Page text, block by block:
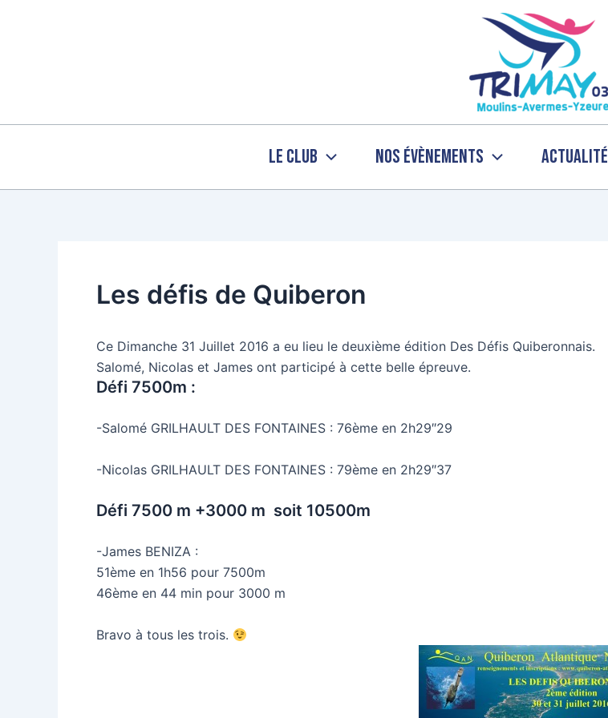
Le Club Nos évènements Actualité
Les défis de Quiberon
Ce Dimanche 31 Juillet 2016 a eu lieu le deuxième édition Des Défis Quiberonnais.
Salomé, Nicolas et James ont participé à cette belle épreuve.
Défi 7500m :
-Salomé GRILHAULT DES FONTAINES : 76ème en 2h29″29
-Nicolas GRILHAULT DES FONTAINES : 79ème en 2h29″37
Défi 7500 m +3000 m soit 10500m
-James BENIZA :
51ème en 1h56 pour 7500m
46ème en 44 min pour 3000 m
Bravo à tous les trois.